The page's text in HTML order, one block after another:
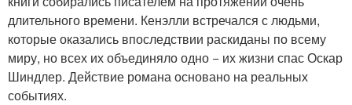
длительного времени. Кенэлли встречался с людьми,
которые оказались впоследствии раскиданы по всему
миру, но всех их объединяло одно − их жизни спас Оскар
Шиндлер. Действие романа основано на реальных
событиях.